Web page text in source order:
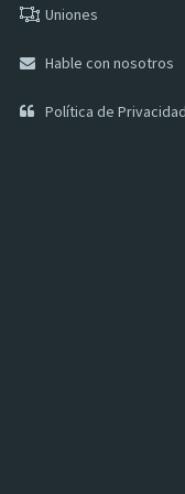
Uniones
Hable con nosotros
Política de Privacidad